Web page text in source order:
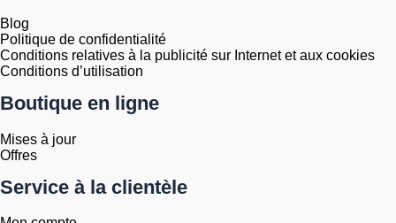
Blog
Politique de confidentialité
Conditions relatives à la publicité sur Internet et aux cookies
Conditions d’utilisation
Boutique en ligne
Mises à jour
Offres
Service à la clientèle